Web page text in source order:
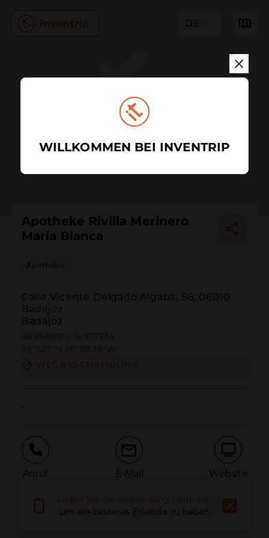
DE
Apotheke Rivilla Merinero
María Blanca
Apotheke
Calle Vicente Delgado Algaba, 56, 06010
Badajoz
Badajoz
Anruf E-Mail Website
Problem melden
um ein besseres Erlebnis zu haben
WILLKOMMEN BEI INVENTRIP